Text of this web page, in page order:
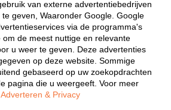
van externe advertentiebedrijven
geven, Waaronder Google. Google
via de programma's
om de meest nuttige en relevante
u weer te geven. Deze advertenties
op deze website. Sommige
gebaseerd op uw zoekopdrachten
pagina die u weergeeft. Voor meer
& Privacy